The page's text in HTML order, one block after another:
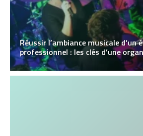
Réussir l’ambiance musicale d’un
professionnel : les clés d’une